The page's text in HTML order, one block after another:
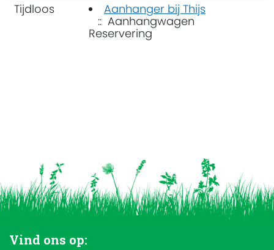
Tijdloos
Aanhanger bij Thijs
:: Aanhangwagen
Reservering
Vind ons op: